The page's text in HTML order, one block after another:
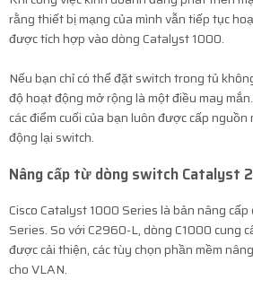
rằng thiết bị mạng của mình vẫn tiếp tục
được tích hợp vào dòng Catalyst 1000.
Nếu bạn chỉ có thể đặt switch trong tủ
độ hoạt động mở rộng là một điều may
các điểm cuối của bạn luôn được cấp
động lại switch.
Nâng cấp từ dòng switch Catalyst
Cisco Catalyst 1000 Series là bản nâng cấp
Series. So với C2960-L, dòng C1000 cung
được cải thiện, các tùy chọn phần mềm
cho VLAN.